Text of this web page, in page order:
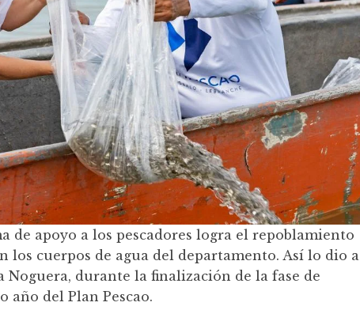
de apoyo a los pescadores logra el repoblamiento
los cuerpos de agua del departamento. Así lo dio a
Noguera, durante la finalización de la fase de
año del Plan Pescao.